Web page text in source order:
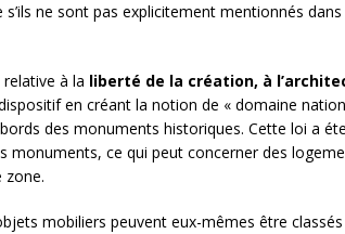
ne sont pas explicitement mentionnés dans
à la liberté de la création, à
en créant la notion de « domaine
des monuments historiques. Cette loi a
ce qui peut concerner des
zone.
mobiliers peuvent eux-mêmes être